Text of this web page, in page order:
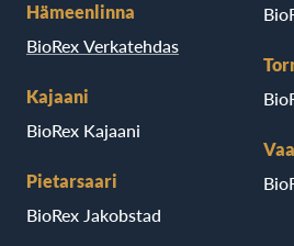
Hämeenlinna
BioRex Verkatehdas
Kajaani
BioRex Kajaani
Pietarsaari
BioRex Jakobstad